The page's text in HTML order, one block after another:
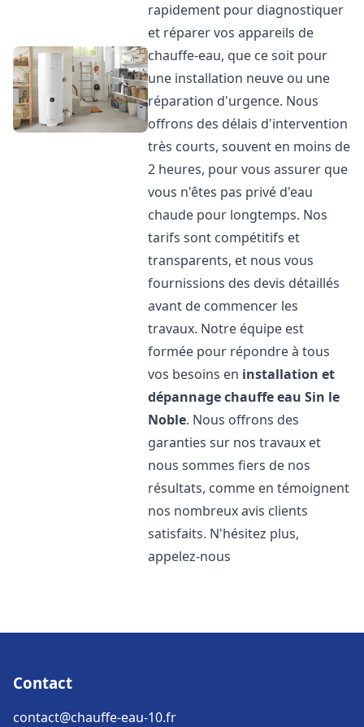
rapidement pour diagnostiquer
et réparer vos appareils de
chauffe-eau, que ce soit pour
une installation neuve ou une
réparation d'urgence. Nous
offrons des délais d'intervention
très courts, souvent en moins de
2 heures, pour vous assurer que
vous n'êtes pas privé d'eau
chaude pour longtemps. Nos
tarifs sont compétitifs et
transparents, et nous vous
fournissions des devis détaillés
avant de commencer les
travaux. Notre équipe est
formée pour répondre à tous
vos besoins en installation et
dépannage chauffe eau Sin le
Noble. Nous offrons des
garanties sur nos travaux et
nous sommes fiers de nos
résultats, comme en témoignent
nos nombreux avis clients
satisfaits. N'hésitez plus,
appelez-nous
Contact
contact@chauffe-eau-10.fr